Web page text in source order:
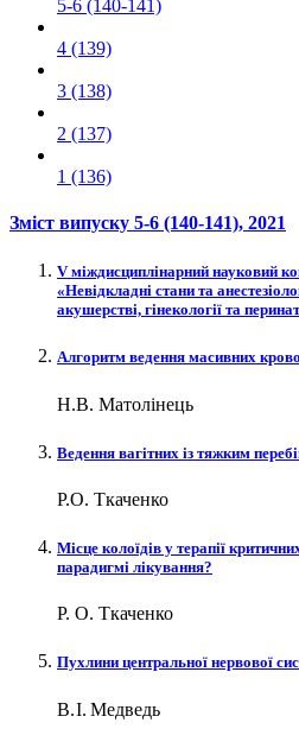
5-6 (140-141)
4 (139)
3 (138)
2 (137)
1 (136)
Зміст випуску 5-6 (140-141), 2021
V міждисциплінарний науковий
«Невідкладні стани та
акушерстві, гінекології та
Алгоритм ведення масивних
Н.В. Матолінець
Ведення вагітних із тяжким
Р.О. Ткаченко
Місце колоїдів у терапії
парадигмі лікування?
Р. О. Ткаченко
Пухлини центральної нервової
В. І. Медведь